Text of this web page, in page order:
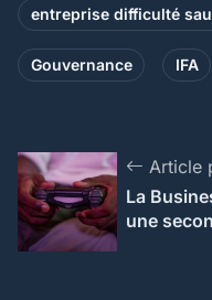
entreprise difficulté
Gouvernance IFA
Article
La
une